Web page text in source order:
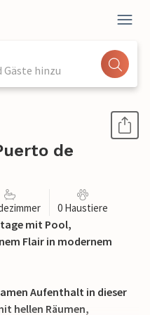
Gäste hinzu
de
0 Haustiere
mit Pool,
Flair in modernem
Aufenthalt in dieser
hellen Räumen,